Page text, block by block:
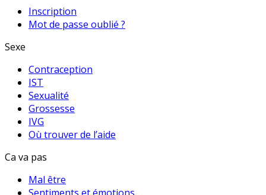
Inscription
Mot de passe oublié ?
Sexe
Contraception
IST
Sexualité
Grossesse
IVG
Où trouver de l’aide
Ca va pas
Mal être